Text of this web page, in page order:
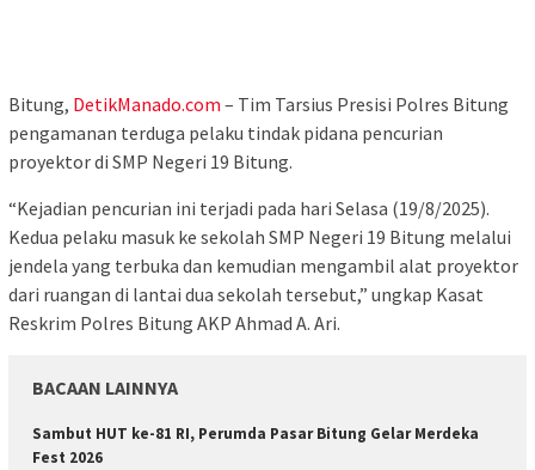
Bitung, DetikManado.com – Tim Tarsius Presisi Polres Bitung
pengamanan terduga pelaku tindak pidana pencurian
proyektor di SMP Negeri 19 Bitung.
“Kejadian pencurian ini terjadi pada hari Selasa (19/8/2025).
Kedua pelaku masuk ke sekolah SMP Negeri 19 Bitung melalui
jendela yang terbuka dan kemudian mengambil alat proyektor
dari ruangan di lantai dua sekolah tersebut,” ungkap Kasat
Reskrim Polres Bitung AKP Ahmad A. Ari.
BACAAN LAINNYA
Sambut HUT ke-81 RI, Perumda Pasar Bitung Gelar Merdeka
Fest 2026